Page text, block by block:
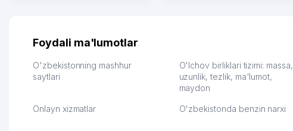
их работе значительно
обслуживания клиентов.
Рекомендую этот колл-
Vip Brand 31.07.2026 11:43:39
тут у нас уже есть ПВЗ.
Выгодное дело и
спокойное.
Foydali ma'lumotlar
O'zbekistonning mashhur
saytlari
O'lchov birliklari tizimi: massa,
uzunlik, tezlik, ma'lumot,
maydon
Onlayn xizmatlar O'zbekistonda benzin narxi